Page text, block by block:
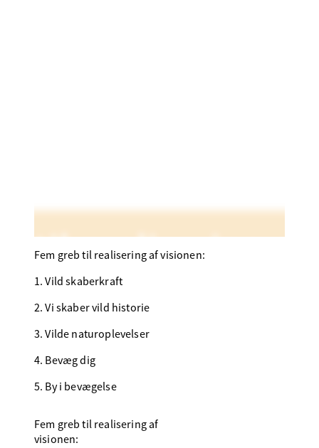
Fem greb til realisering af visionen:
1. Vild skaberkraft
2. Vi skaber vild historie
3. Vilde naturoplevelser
4. Bevæg dig
5. By i bevægelse
Fem greb til realisering af
visionen: